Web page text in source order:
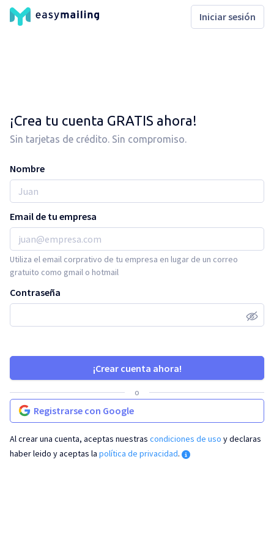
Iniciar sesión
¡Crea tu cuenta GRATIS ahora!
Sin tarjetas de crédito. Sin compromiso.
Nombre
Email de tu empresa
Utiliza el email corprativo de tu empresa en lugar de un correo
gratuito como gmail o hotmail
Contraseña
¡Crear cuenta ahora!
o
Registrarse con Google
Al crear una cuenta, aceptas nuestras condiciones de uso y declaras
haber leido y aceptas la política de privacidad.